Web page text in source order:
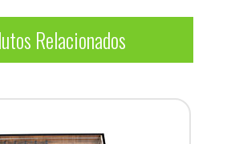
Relacionados